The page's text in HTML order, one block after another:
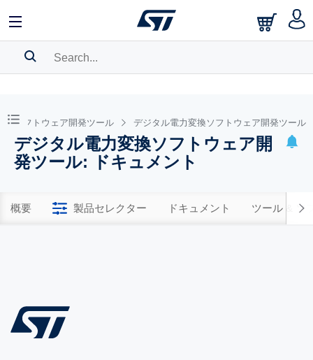
BOOKMARK
Pleaselog into show your saved searches.
ソフトウェア開発ツール デジタル電力変換ソフトウェア開発ツール
デジタル電力変換ソフトウェア開
発ツール: ドキュメント
概要 製品セレクター ドキュメント ツール & ソ